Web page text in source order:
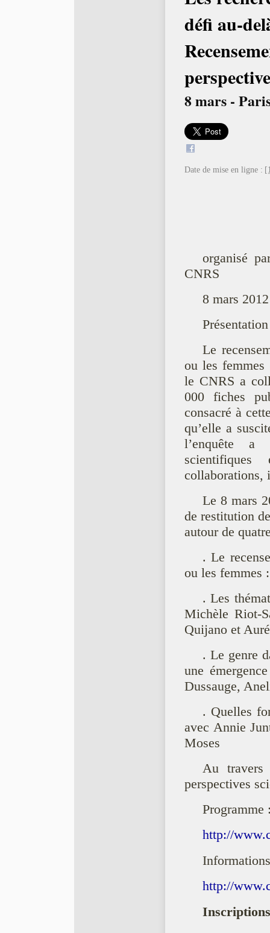
défi au-
8 mars -
Date de mise en ligne :
organisé
CNRS
8 mars
Le
ou les femmes
le CNRS a
000 fiches
consacré à
qu’elle a
l’enquête a
collaborations,
Le 8 mars
de restitution
autour de
. Le
ou les femmes
. Les
Michèle Riot-
Quijano et
. Le genre
une
Dussauge,
. Quelles
avec Annie
Moses
Au travers
perspectives
Programme
http://
http://